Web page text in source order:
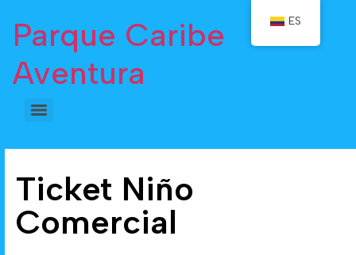
Parque Caribe
Aventura
Ticket Niño
Comercial
ES